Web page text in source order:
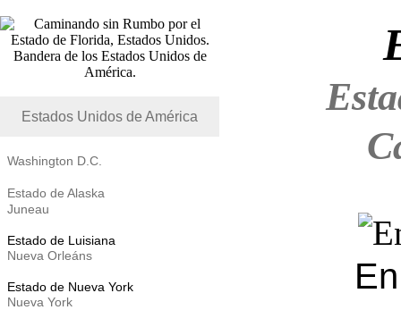
Estados Unidos de América
Washington D.C.
Estado de Alaska
Juneau
Estado de Luisiana
Nueva Orleáns
Estado de Nueva York
Nueva York